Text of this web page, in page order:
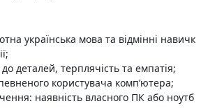
українська мова та відмінні навичк
деталей, терплячість та емпатія;
користувача комп’ютера;
наявність власного ПК або ноутб